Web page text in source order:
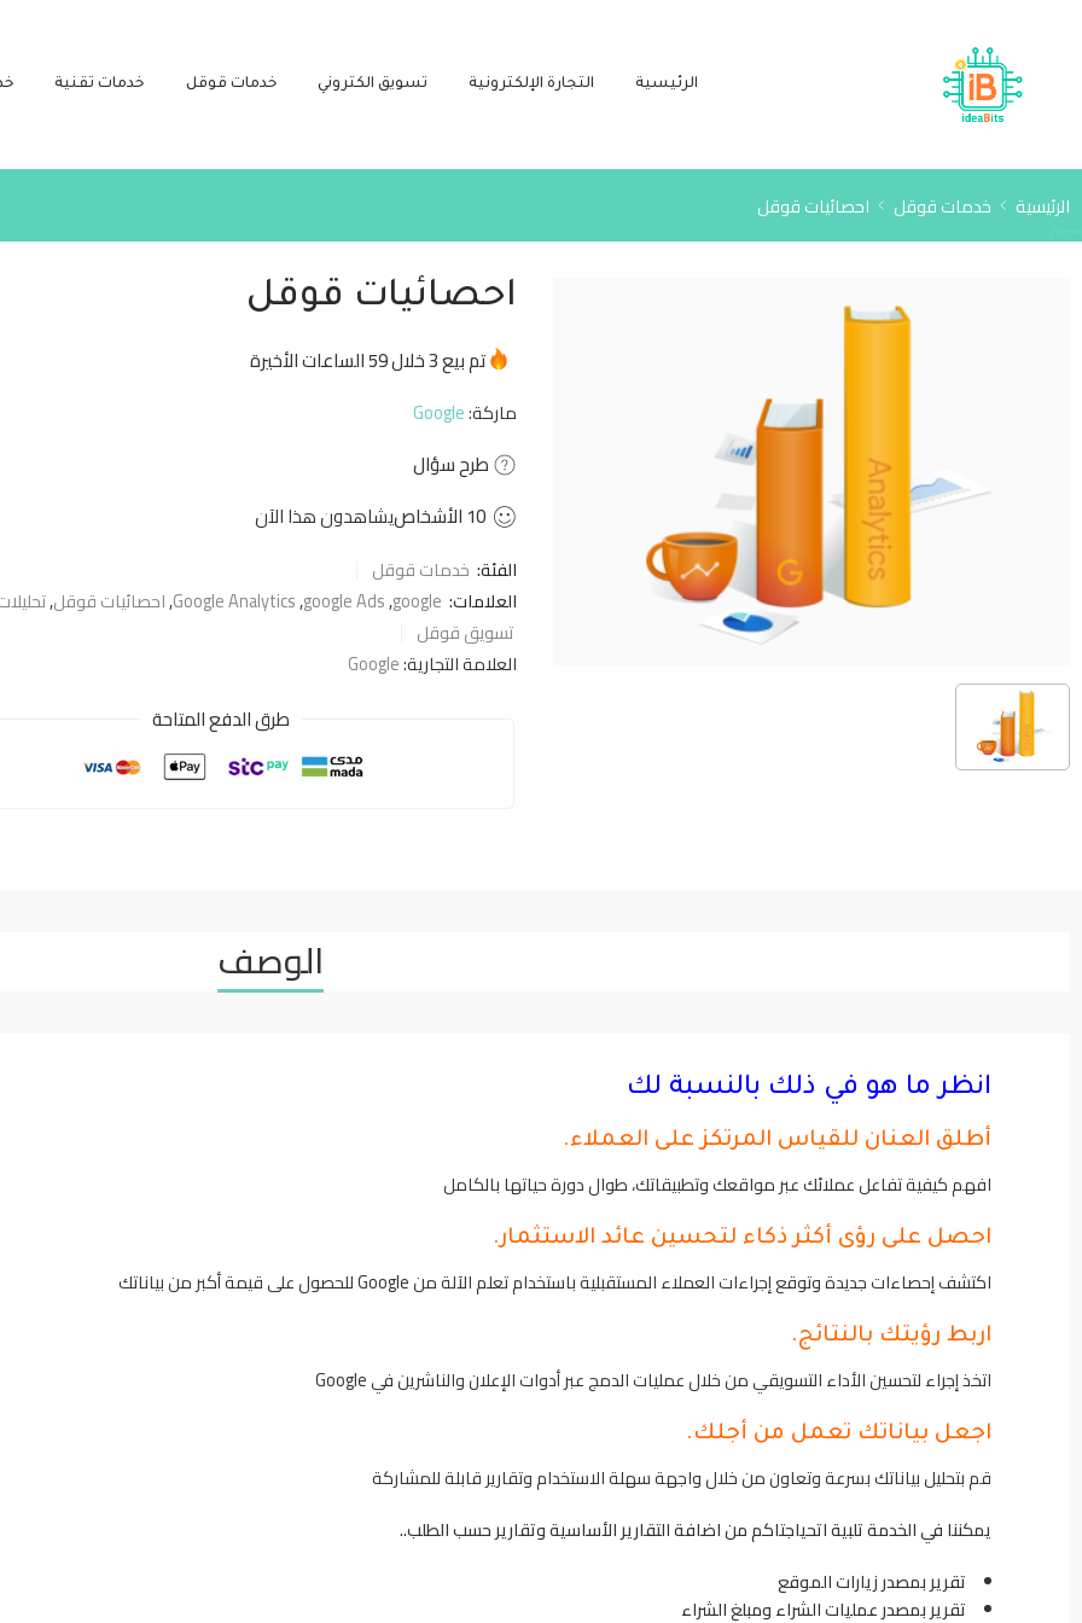
الرئيسية التجارة الإلكترونية تسويق الكتروني خدمات قوقل خدمات تقنية
الرئيسية خدمات قوقل احصائيات قوقل
احصائيات قوقل
تم بيع 3 خلال 59 الساعات الأخيرة
ماركة:Google
طرح سؤال
10الأشخاصيشاهدون هذا الآن
الفئة: خدمات قوقل
العلامات: google
,
google Ads
,
Google Analytics
,احصائيات قوقل,
تسويق قوقل
العلامة التجارية:Google
طرق الدفع المتاحة
الوصف
انظر ما هو في ذلك بالنسبة لك
أطلق العنان للقياس المرتكز على العملاء.
افهم كيفية تفاعل عملائك عبر مواقعك وتطبيقاتك، طوال دورة حياتها بالكامل
احصل على رؤى أكثر ذكاء لتحسين عائد الاستثمار.
اكتشف إحصاءات جديدة وتوقع إجراءات العملاء المستقبلية باستخدام تعلم الآلة من Google للحصول على قيمة أكبر من بياناتك
اربط رؤيتك بالنتائج.
اتخذ إجراء لتحسين الأداء التسويقي من خلال عمليات الدمج عبر أدوات الإعلان والناشرين في Google
اجعل بياناتك تعمل من أجلك.
قم بتحليل بياناتك بسرعة وتعاون من خلال واجهة سهلة الاستخدام وتقارير قابلة للمشاركة
يمكننا في الخدمة تلبية اتحياجتاكم من اضافة التقارير الأساسية وتقارير حسب الطلب..
تقرير بمصدر زيارات الموقع
تقرير بمصدر عمليات الشراء ومبلغ الشراء